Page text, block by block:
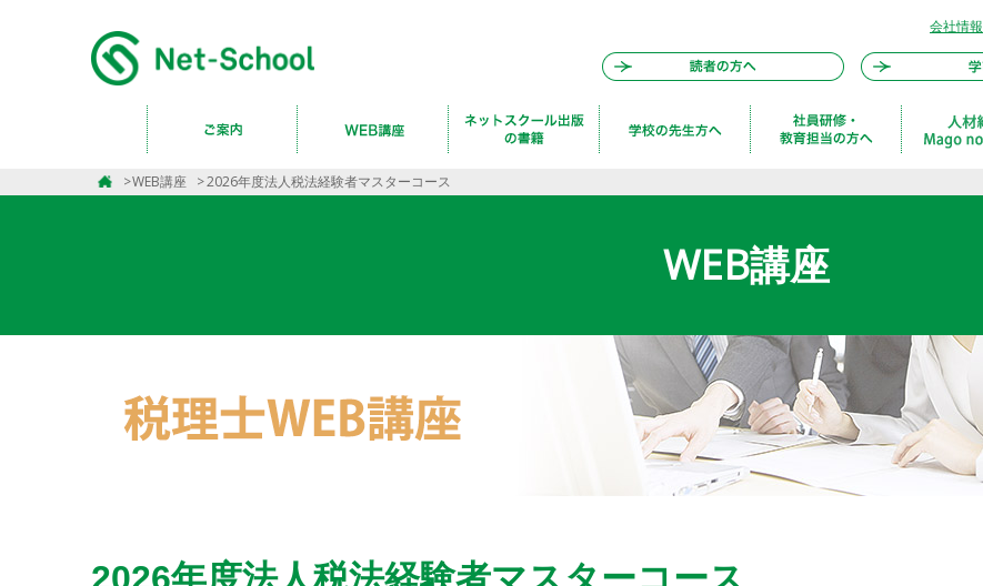
会社情報
WEB講座 2026年度法人税法経験者マスターコース
WEB講座